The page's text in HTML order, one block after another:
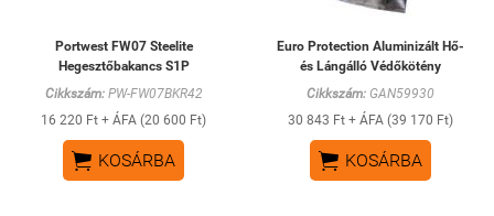
Portwest FW07 Steelite
Hegesztőbakancs S1P
Cikkszám:PW-FW07BKR42
16 220 Ft + ÁFA (20 600 Ft)
 KOSÁRBA
Euro Protection Aluminizált Hő-
és Lángálló Védőkötény
Cikkszám: GAN59930
30 843 Ft + ÁFA (39 170 Ft)
 KOSÁRBA